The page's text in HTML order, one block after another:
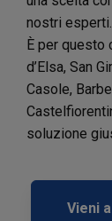
nostri esperti.
È per questo
d’Elsa, San
Casole,
soluzione
Vieni